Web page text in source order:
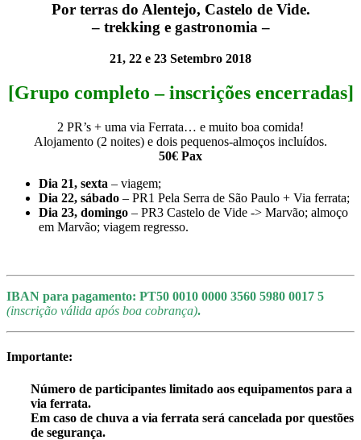
Por terras do Alentejo, Castelo de Vide.
– trekking e gastronomia –
21, 22 e 23 Setembro 2018
[Grupo completo – inscrições encerradas]
2 PR’s + uma via Ferrata… e muito boa comida!
Alojamento (2 noites) e dois pequenos-almoços incluídos.
50€ Pax
Dia 21, sexta – viagem;
Dia 22, sábado – PR1 Pela Serra de São Paulo + Via ferrata;
Dia 23, domingo – PR3 Castelo de Vide -> Marvão; almoço
em Marvão; viagem regresso.
IBAN para pagamento: PT50 0010 0000 3560 5980 0017 5
(inscrição válida após boa cobrança).
Importante:
Número de participantes limitado aos equipamentos para a
via ferrata.
Em caso de chuva a via ferrata será cancelada por questões
de segurança.